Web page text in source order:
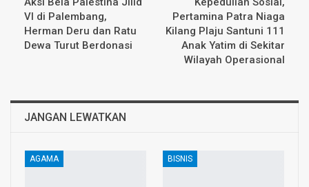
VI di Palembang,
Herman Deru dan Ratu
Dewa Turut Berdonasi
Pertamina Patra Niaga
Kilang Plaju Santuni 111
Anak Yatim di Sekitar
Wilayah Operasional
JANGAN LEWATKAN
AGAMA BISNIS